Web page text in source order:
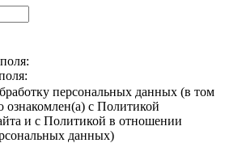
персональных данных (в том
ознакомлен(а) с Политикой
и с Политикой в отношении
данных)